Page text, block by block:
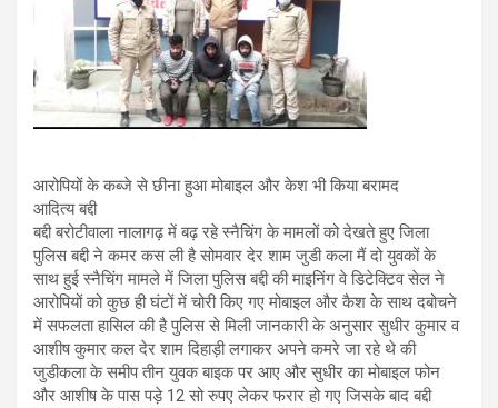
आरोपियों के कब्जे से छीना हुआ मोबाइल और केश भी किया बरामद
आदित्य बद्दी
बद्दी बरोटीवाला नालागढ़ में बढ़ रहे स्नैचिंग के मामलों को देखते हुए जिला
पुलिस बद्दी ने कमर कस ली है सोमवार देर शाम जुडी कला मैं दो युवकों के
साथ हुई स्नैचिंग मामले में जिला पुलिस बद्दी की माइनिंग वे डिटेक्टिव सेल ने
आरोपियों को कुछ ही घंटों में चोरी किए गए मोबाइल और कैश के साथ दबोचने
में सफलता हासिल की है पुलिस से मिली जानकारी के अनुसार सुधीर कुमार व
आशीष कुमार कल देर शाम दिहाड़ी लगाकर अपने कमरे जा रहे थे की
जुडीकला के समीप तीन युवक बाइक पर आए और सुधीर का मोबाइल फोन
और आशीष के पास पड़े 12 सो रुपए लेकर फरार हो गए जिसके बाद बद्दी